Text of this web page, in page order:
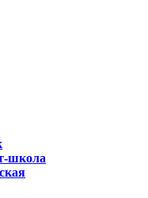
школа